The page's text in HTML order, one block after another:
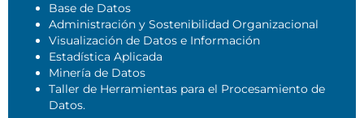
Base de Datos
Administración y Sostenibilidad Organizacional
Visualización de Datos e Información
Estadística Aplicada
Minería de Datos
Taller de Herramientas para el Procesamiento de
Datos.